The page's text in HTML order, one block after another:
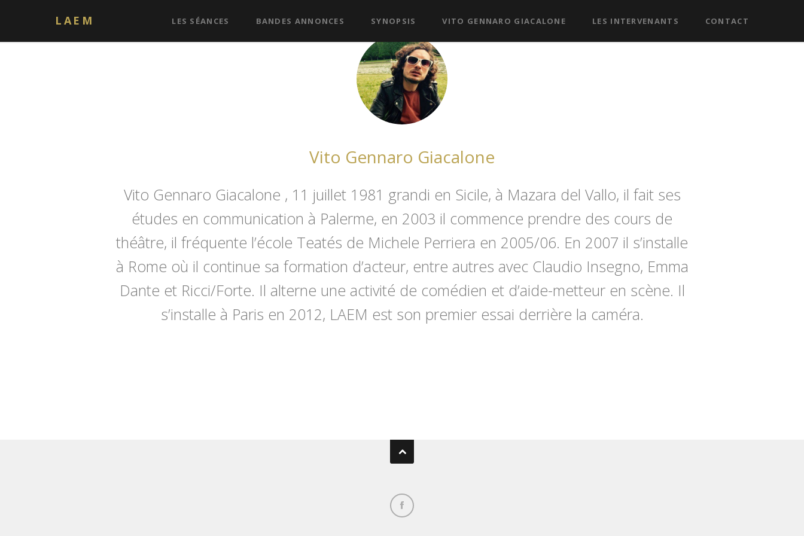
LAEM LES SÉANCES BANDES ANNONCES SYNOPSIS VITO GENNARO GIACALONE LES INTERVENANTS CONTACT
VITO
Vito Gennaro Giacalone
Vito Gennaro Giacalone , 11 juillet 1981 grandi en Sicile, à Mazara del Vallo, il fait ses
études en communication à Palerme, en 2003 il commence prendre des cours de
théâtre, il fréquente l’école Teatés de Michele Perriera en 2005/06. En 2007 il s’installe
à Rome où il continue sa formation d’acteur, entre autres avec Claudio Insegno, Emma
Dante et Ricci/Forte. Il alterne une activité de comédien et d’aide-metteur en scène. Il
s’installe à Paris en 2012, LAEM est son premier essai derrière la caméra.